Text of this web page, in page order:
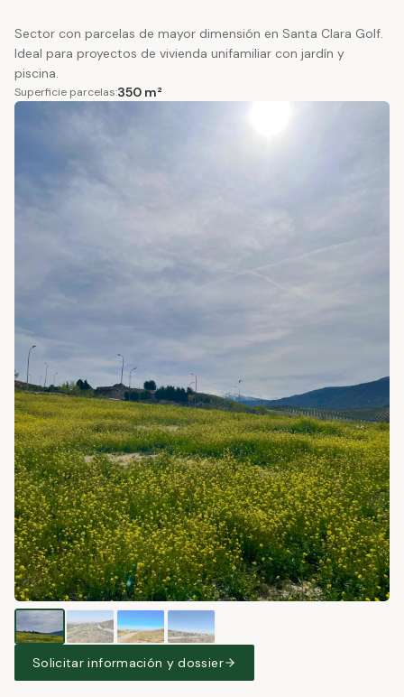
Sector con parcelas de mayor dimensión en Santa Clara Golf.
Ideal para proyectos de vivienda unifamiliar con jardín y
piscina.
Superficie parcelas:350 m²
Solicitar información y dossier